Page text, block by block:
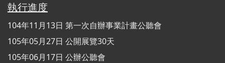
執行進度
104年11月13日 第一次自辦事業計畫公聽會
105年05月27日 公開展覽30天
105年06月17日 公辦公聽會